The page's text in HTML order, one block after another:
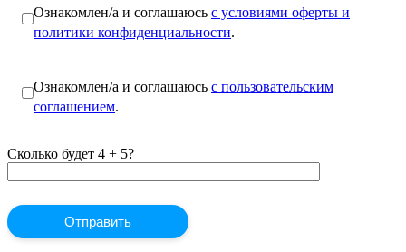
Ознакомлен/а и соглашаюсь с условиями оферты и
политики конфиденциальности.
Ознакомлен/а и соглашаюсь с пользовательским
соглашением.
Сколько будет 4 + 5?